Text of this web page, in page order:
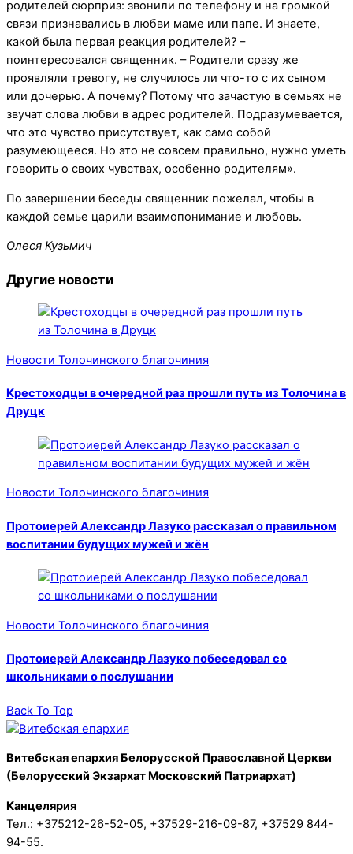
родителей сюрприз: звонили по телефону и на громкой
связи признавались в любви маме или папе. И знаете,
какой была первая реакция родителей? –
поинтересовался священник. – Родители сразу же
проявляли тревогу, не случилось ли что-то с их сыном
или дочерью. А почему? Потому что зачастую в семьях не
звучат слова любви в адрес родителей. Подразумевается,
что это чувство присутствует, как само собой
разумеющееся. Но это не совсем правильно, нужно уметь
говорить о своих чувствах, особенно родителям».
По завершении беседы священник пожелал, чтобы в
каждой семье царили взаимопонимание и любовь.
Олеся Кузьмич
Другие новости
Новости Толочинского благочиния
Крестоходцы в очередной раз прошли путь из Толочина в
Друцк
Новости Толочинского благочиния
Протоиерей Александр Лазуко рассказал о правильном
воспитании будущих мужей и жён
Новости Толочинского благочиния
Протоиерей Александр Лазуко побеседовал со
школьниками о послушании
Back To Top
Витебская епархия Белорусской Православной Церкви
(Белорусский Экзархат Московский Патриархат)
Канцелярия
Тел.: +375212-26-52-05, +37529-216-09-87, +37529 844-
94-55.